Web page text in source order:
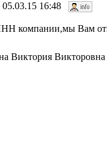
16:48
компании,мы Вам
Виктория Викторовна